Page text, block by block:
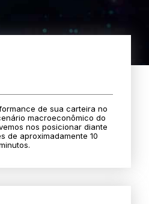
de sua carteira no
macroeconômico do
nos posicionar diante
de aproximadamente 10